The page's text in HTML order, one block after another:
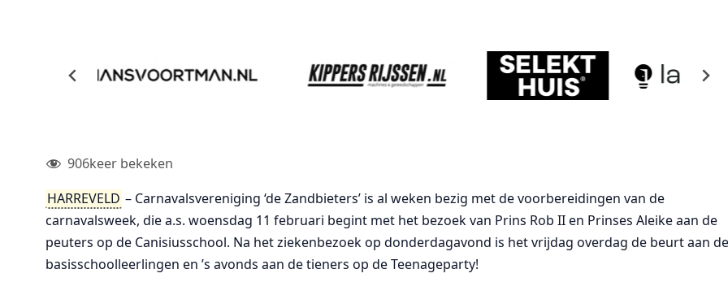
906keer bekeken
HARREVELD – Carnavalsvereniging ‘de Zandbieters’ is al weken bezig met de voorbereidingen van de
carnavalsweek, die a.s. woensdag 11 februari begint met het bezoek van Prins Rob II en Prinses Aleike aan de
peuters op de Canisiusschool. Na het ziekenbezoek op donderdagavond is het vrijdag overdag de beurt aan
basisschoolleerlingen en ’s avonds aan de tieners op de Teenageparty!